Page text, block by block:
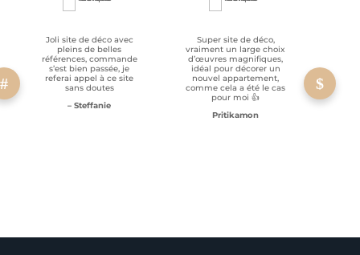
Joli site de déco avec
pleins de belles
références, commande
s’est bien passée, je
referai appel à ce site
sans doutes
– Steffanie
Super site de déco,
vraiment un large choix
d’œuvres magnifiques,
idéal pour décorer un
nouvel appartement,
comme cela a été le cas
pour moi 👍
Pritikamon